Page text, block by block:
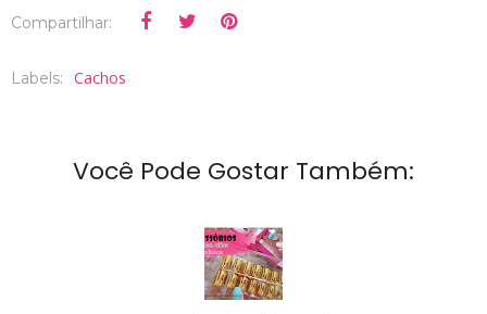
Compartilhar:
Labels: Cachos
Você Pode Gostar Também: